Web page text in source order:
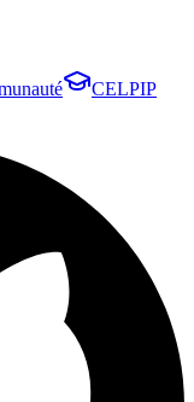
CELPIP